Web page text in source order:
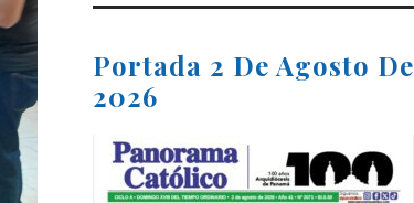
Portada 2 De Agosto De
2026